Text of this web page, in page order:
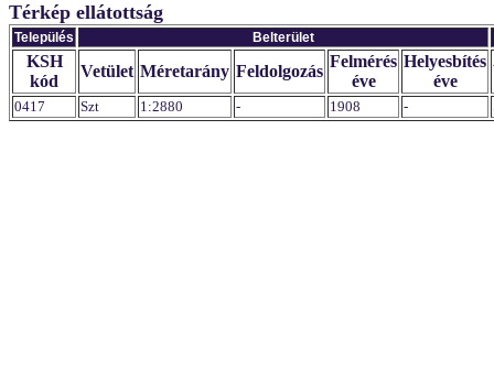
Térkép ellátottság
Település Belterület
KSH
kód
Vetület Méretarány Feldolgozás
Felmérés
éve
Helyesbítés
éve
0417 Szt 1:2880 - 1908 -